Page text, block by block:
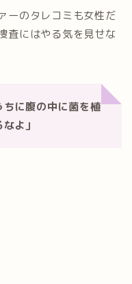
ーのタレコミも女性だ
査にはやる気を見せな
ちに腹の中に菌を植
よ」